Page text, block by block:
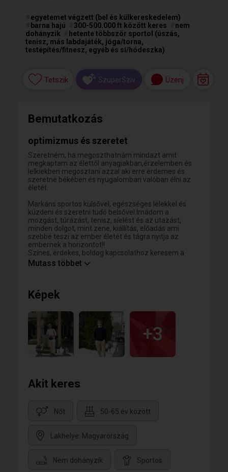
egyetemet végzett (bel és külkereskedelem)
barna hajú 300-500.000 ft között keres
nem
dohányzik
hetente többször sportol (úszás,
tenisz, más labdajáték, jóga/torna,
testépítés/fitnesz, egyéb és sí/hódeszka)
Tetszik SzuperSzív Üzenj
Bemutatkozás
optimizmus és szeretet
Szeretném, ha megoszthatnám mindazt amit
megkaptam az élettől anyagiakban,érzelemben és
lelkiekben megosztani azzal aki erre érdemes és
szeretné békében és nyugalomban valóban élni az
életét.
Markáns sportos külsővel, egészséges lélekkel és
küzdeni és szeretni tudó belsővel.Imádom a
mozgást, túrázást, tenisz, síelést és az utazást,
minden dolgot, mint zene, kiállítás, előadás ami
szebbé teszi az ember életét és tágra nyitja az
embernek a horizontot!!
Színes, érdekes, boldog kapcsolathoz keresem a
párom, akivel megélhetjük és élvezhetjük az élet
Mutass többet
Képek
6
+3
Akit keres
Nőt 50-65 év között
Lakhelye: Magyarország
Nem dohányzik Sportos